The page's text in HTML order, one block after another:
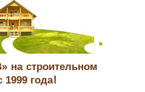
на строительном
1999 года!